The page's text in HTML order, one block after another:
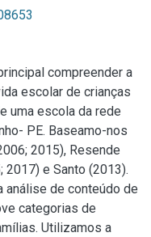
compreender a
escolar de crianças
uma escola da rede
PE. Baseamo-nos
2015), Resende
2017) e Santo (2013).
análise de conteúdo de
categorias de
Utilizamos a